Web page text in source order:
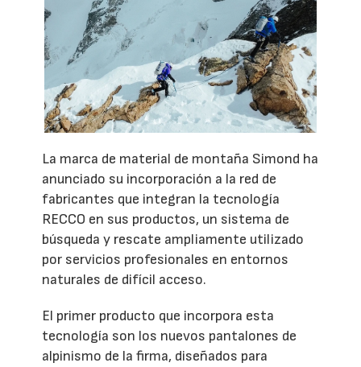
La marca de material de montaña Simond ha
anunciado su incorporación a la red de
fabricantes que integran la tecnología
RECCO en sus productos, un sistema de
búsqueda y rescate ampliamente utilizado
por servicios profesionales en entornos
naturales de difícil acceso.
El primer producto que incorpora esta
tecnología son los nuevos pantalones de
alpinismo de la firma, diseñados para